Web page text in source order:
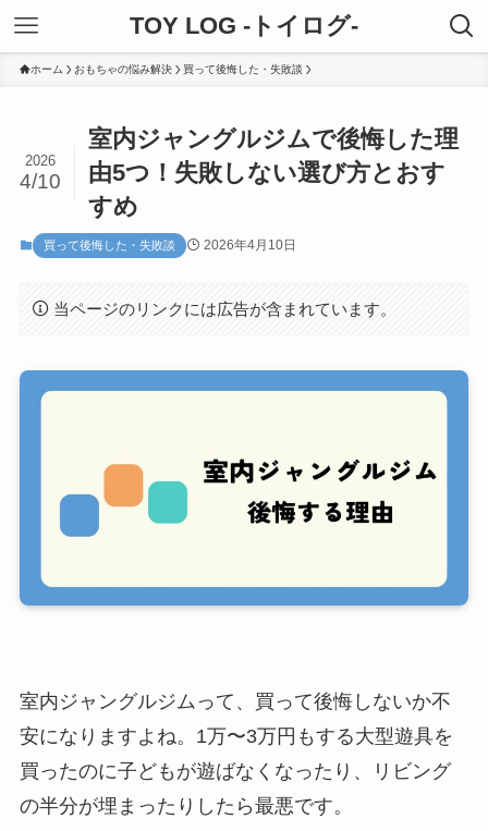
TOY LOG -トイログ-
ホーム おもちゃの悩み解決 買って後悔した・失敗談
室内ジャングルジムで後悔した理
由5つ！失敗しない選び方とおす
すめ
2026
4/10
買って後悔した・失敗談 2026年4月10日
当ページのリンクには広告が含まれています。
室内ジャングルジムって、買って後悔しないか不
安になりますよね。1万〜3万円もする大型遊具を
買ったのに子どもが遊ばなくなったり、リビング
の半分が埋まったりしたら最悪です。